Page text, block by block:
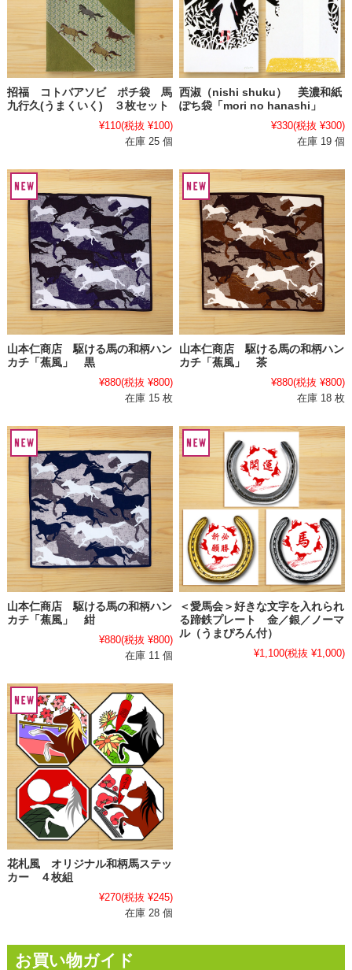
招福 コトバアソビ ポチ袋 馬
九行久(うまくいく) ３枚セット
¥110(税抜 ¥100)
在庫 25 個
西淑（nishi shuku） 美濃和紙
ぽち袋「mori no hanashi」
¥330(税抜 ¥300)
在庫 19 個
山本仁商店 駆ける馬の和柄ハン
カチ「蕉風」 黒
¥880(税抜 ¥800)
在庫 15 枚
山本仁商店 駆ける馬の和柄ハン
カチ「蕉風」 茶
¥880(税抜 ¥800)
在庫 18 枚
山本仁商店 駆ける馬の和柄ハン
カチ「蕉風」 紺
¥880(税抜 ¥800)
在庫 11 個
＜愛馬会＞好きな文字を入れられ
る蹄鉄プレート 金／銀／ノーマ
ル（うまぴろん付）
¥1,100(税抜 ¥1,000)
花札風 オリジナル和柄馬ステッ
カー ４枚組
¥270(税抜 ¥245)
在庫 28 個
お買い物ガイド